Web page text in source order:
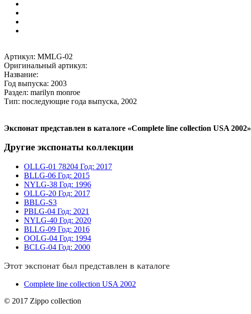
Артикул: MMLG-02
Оригинальный артикул:
Название:
Год выпуска: 2003
Раздел: marilyn monroe
Тип: последующие года выпуска, 2002
Экспонат представлен в каталоге «Complete line collection USA 2002»
Другие экспонаты коллекции
OLLG-01 78204 Год: 2017
BLLG-06 Год: 2015
NYLG-38 Год: 1996
OLLG-20 Год: 2017
BBLG-S3
PBLG-04 Год: 2021
NYLG-40 Год: 2020
BLLG-09 Год: 2016
OOLG-04 Год: 1994
BCLG-04 Год: 2000
Этот экспонат был представлен в каталоге
Complete line collection USA 2002
© 2017 Zippo collection